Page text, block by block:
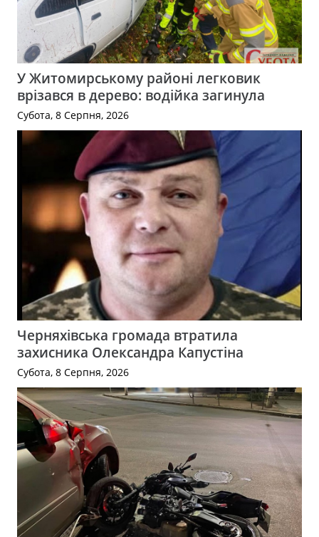
У Житомирському районі легковик
врізався в дерево: водійка загинула
Субота, 8 Серпня, 2026
Черняхівська громада втратила
захисника Олександра Капустіна
Субота, 8 Серпня, 2026